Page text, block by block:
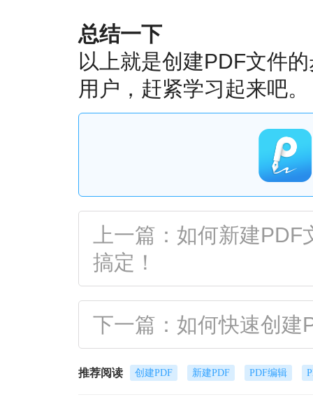
总结一下
以上就是创建PDF文件
用户，赶紧学习起来吧。
上一篇：如何新建
搞定！
下一篇：如何快速创建
推荐阅读 创建PDF 新建PDF PDF编辑